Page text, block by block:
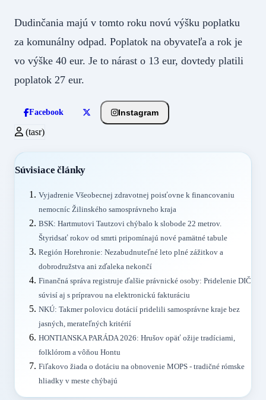
Dudinčania majú v tomto roku novú výšku poplatku
za komunálny odpad. Poplatok na obyvateľa a rok je
vo výške 40 eur. Je to nárast o 13 eur, dovtedy platili
poplatok 27 eur.
Facebook Instagram
(tasr)
Súvisiace články
Vyjadrenie Všeobecnej zdravotnej poisťovne k financovaniu
nemocníc Žilinského samosprávneho kraja
BSK: Hartmutovi Tautzovi chýbalo k slobode 22 metrov.
Štyridsať rokov od smrti pripomínajú nové pamätné tabule
Región Horehronie: Nezabudnuteľné leto plné zážitkov a
dobrodružstva ani zďaleka nekončí
Finančná správa registruje ďalšie právnické osoby: Pridelenie DIČ
súvisí aj s prípravou na elektronickú fakturáciu
NKÚ: Takmer polovicu dotácií pridelili samosprávne kraje bez
jasných, merateľných kritérií
HONTIANSKA PARÁDA 2026: Hrušov opäť ožije tradíciami,
folklórom a vôňou Hontu
Fiľakovo žiada o dotáciu na obnovenie MOPS - tradičné rómske
hliadky v meste chýbajú